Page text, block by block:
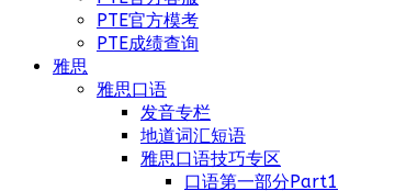
PTE官方模考
PTE成绩查询
雅思
雅思口语
发音专栏
地道词汇短语
雅思口语技巧专区
口语第一部分Part1